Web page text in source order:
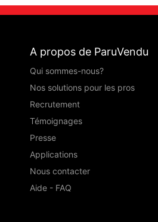
A propos de ParuVendu
Qui sommes-nous?
Nos solutions pour les pros
Recrutement
Témoignages
Presse
Applications
Nous contacter
Aide - FAQ